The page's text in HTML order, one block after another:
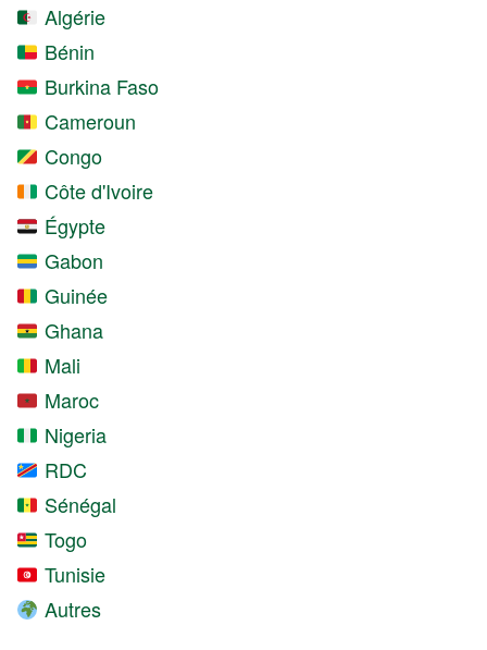
Algérie
Bénin
Burkina Faso
Cameroun
Congo
Côte d'Ivoire
Égypte
Gabon
Guinée
Ghana
Mali
Maroc
Nigeria
RDC
Sénégal
Togo
Tunisie
Autres